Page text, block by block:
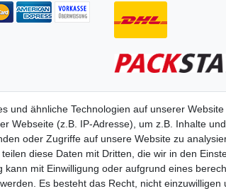
Wir liefern nach
und ähnliche Technologien auf unserer
Webseite (z.B. IP-Adresse), um z.B. Inhalte
oder Zugriffe auf unsere Website zu
diese Daten mit Dritten, die wir in den
kann mit Einwilligung oder aufgrund eines
Es besteht das Recht, nicht